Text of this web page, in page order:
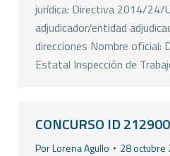
jurídica: Directiva 2014/24/
adjudicador/entidad
direcciones Nombre oficial:
Estatal Inspección de
CONCURSO ID
PorLorena Agullo 28 octubre